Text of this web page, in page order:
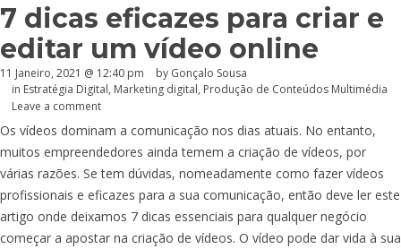
7 dicas eficazes para criar e
editar um vídeo online
11 Janeiro, 2021 @ 12:40 pm by Gonçalo Sousa
in Estratégia Digital, Marketing digital, Produção de Conteúdos Multimédia
Leave a comment
Os vídeos dominam a comunicação nos dias atuais. No entanto,
muitos empreendedores ainda temem a criação de vídeos, por
várias razões. Se tem dúvidas, nomeadamente como fazer vídeos
profissionais e eficazes para a sua comunicação, então deve ler este
artigo onde deixamos 7 dicas essenciais para qualquer negócio
começar a apostar na criação de vídeos. O vídeo pode dar vida à sua